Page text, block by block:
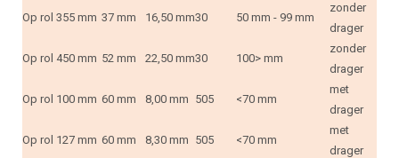
Op rol 355 mm 37 mm 16,50 mm30 50 mm - 99 mm
zonder
drager
Op rol 450 mm 52 mm 22,50 mm30 100> mm
zonder
drager
Op rol 100 mm 60 mm 8,00 mm 505 <70 mm
met
drager
Op rol 127 mm 60 mm 8,30 mm 505 <70 mm
met
drager